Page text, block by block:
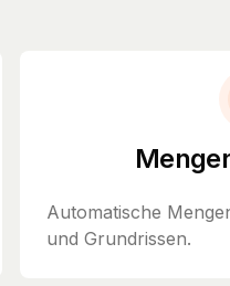
Automatische
und Grundrissen.